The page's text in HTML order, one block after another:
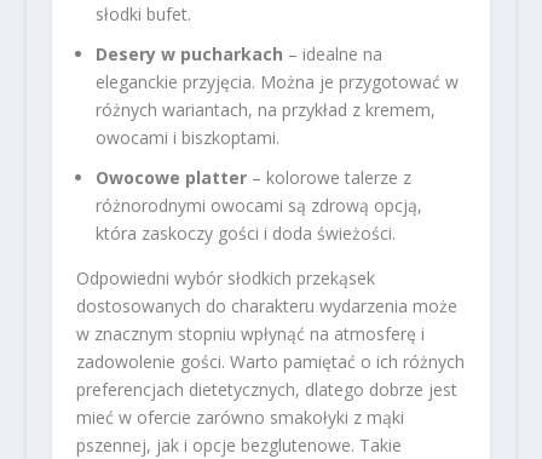
słodki bufet.
Desery w pucharkach – idealne na
eleganckie przyjęcia. Można je przygotować w
różnych wariantach, na przykład z kremem,
owocami i biszkoptami.
Owocowe platter– kolorowe talerze z
różnorodnymi owocami są zdrową opcją,
która zaskoczy gości i doda świeżości.
Odpowiedni wybór słodkich przekąsek
dostosowanych do charakteru wydarzenia może
w znacznym stopniu wpłynąć na atmosferę i
zadowolenie gości. Warto pamiętać o ich różnych
preferencjach dietetycznych, dlatego dobrze jest
mieć w ofercie zarówno smakołyki z mąki
pszennej, jak i opcje bezglutenowe. Takie